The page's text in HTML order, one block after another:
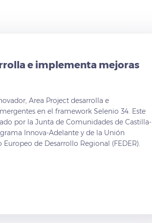
e implementa mejoras
Area Project desarrolla e
en el framework Selenio 34. Este
por la Junta de Comunidades de Castilla-
Innova-Adelante y de la Unión
de Desarrollo Regional (FEDER).